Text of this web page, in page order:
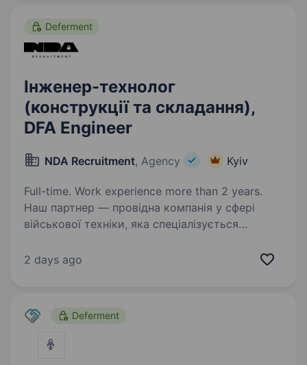
Deferment
Інженер-технолог
(конструкції та складання),
DFA Engineer
NDA Recruitment, Agency Kyiv
Full-time. Work experience more than 2 years.
Наш партнер — провідна компанія у сфері
військової техніки, яка спеціалізується
рішень для оборонної промисловості. Наша
2 days ago
Deferment